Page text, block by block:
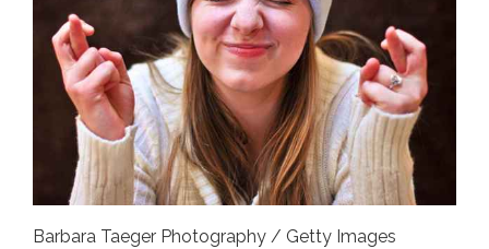
Barbara Taeger Photography / Getty Images